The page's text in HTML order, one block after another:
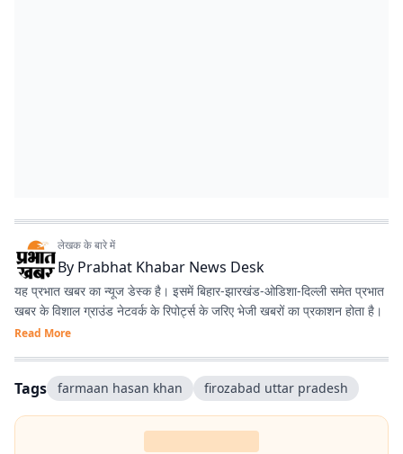
लेखक के बारे में
By Prabhat Khabar News Desk
यह प्रभात खबर का न्यूज डेस्क है। इसमें बिहार-झारखंड-ओडिशा-दिल्‍ली समेत प्रभात
खबर के विशाल ग्राउंड नेटवर्क के रिपोर्ट्स के जरिए भेजी खबरों का प्रकाशन होता है।
Read More
Tags farmaan hasan khan firozabad uttar pradesh